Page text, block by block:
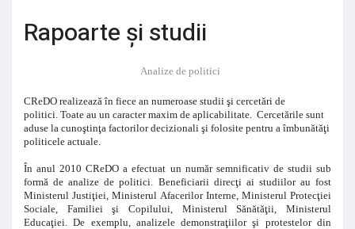
Rapoarte și studii
Analize de politici
CReDO realizează în fiece an numeroase studii şi cercetări de
politici. Toate au un caracter maxim de aplicabilitate. Cercetările sunt
aduse la cunoştinţa factorilor decizionali şi folosite pentru a îmbunătăţi
politicele actuale.
În anul 2010 CReDO a efectuat un număr semnificativ de studii sub
formă de analize de politici. Beneficiarii direcţi ai studiilor au fost
Ministerul Justiţiei, Ministerul Afacerilor Interne, Ministerul Protecţiei
Sociale, Familiei şi Copilului, Ministerul Sănătăţii, Ministerul
Educaţiei. De exemplu, analizele demonstraţiilor şi protestelor din